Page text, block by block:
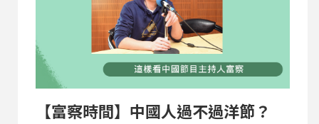
【富察時間】中國人過不過洋節？